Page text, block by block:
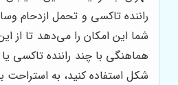
راننده تاکسی و تحمل ازدحام
شما این امکان را می‌دهد تا از
هماهنگی با چند راننده تاکسی
شکل استفاده کنید، به استراحت